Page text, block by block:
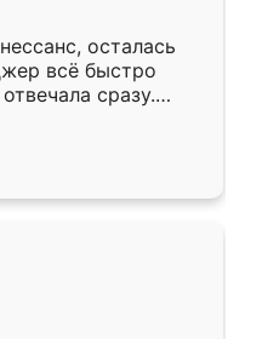
только здесь.
осталась
всё быстро
сразу.
подошёл к
Собрали
аккуратно, даже